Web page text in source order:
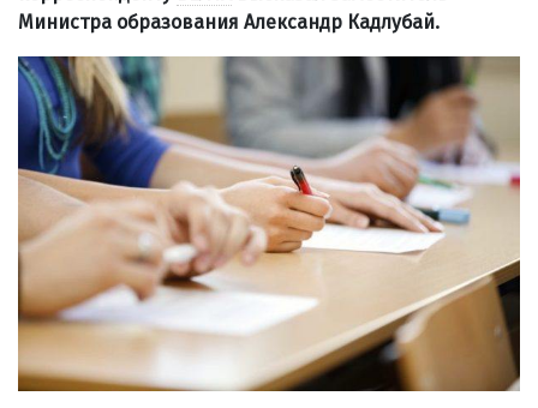
Министра образования Александр Кадлубай.